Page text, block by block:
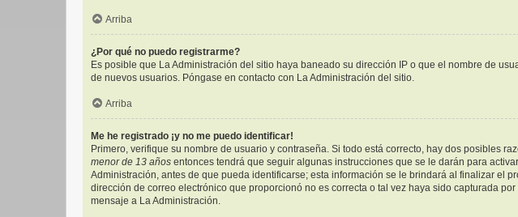
Arriba
¿Por qué no puedo registrarme?
Es posible que La Administración del sitio haya baneado su dirección IP o que el nombre de
de nuevos usuarios. Póngase en contacto con La Administración del sitio.
Arriba
Me he registrado ¡y no me puedo identificar!
Primero, verifique su nombre de usuario y contraseña. Si todo está correcto, hay dos posibles
menor de 13 años entonces tendrá que seguir algunas instrucciones que se le darán para
Administración, antes de que pueda identificarse; esta información se le brindará al finalizar el
dirección de correo electrónico que proporcionó no es correcta o tal vez haya sido capturada
mensaje a La Administración.